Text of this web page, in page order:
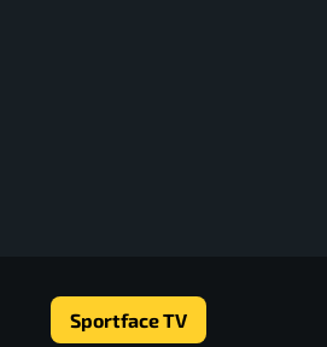
Sportface TV